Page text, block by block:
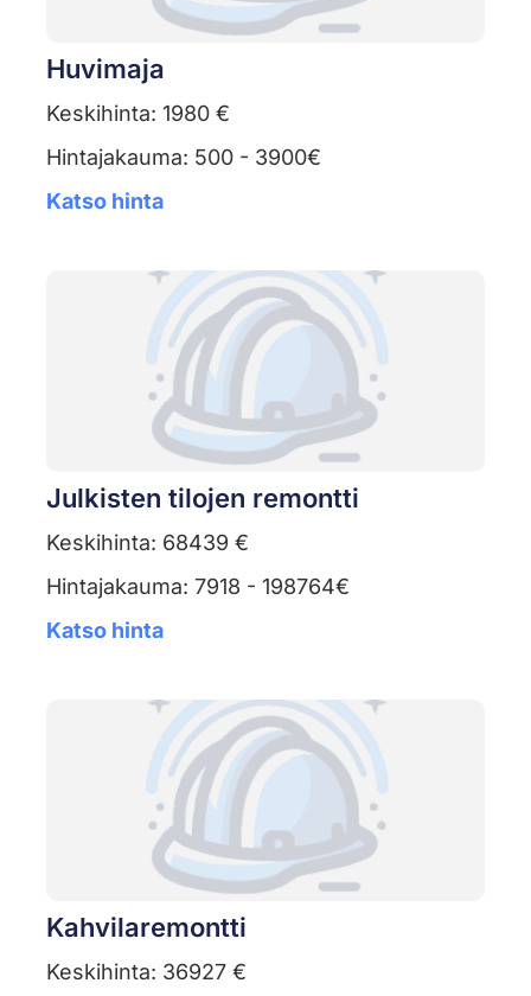
Huvimaja
Keskihinta: 1980 €
Hintajakauma: 500 - 3900€
Katso hinta
Julkisten tilojen remontti
Keskihinta: 68439 €
Hintajakauma: 7918 - 198764€
Katso hinta
Kahvilaremontti
Keskihinta: 36927 €